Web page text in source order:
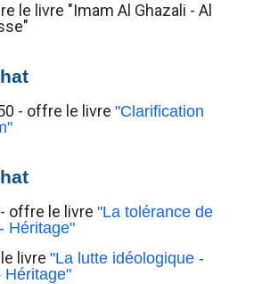
le livre "Imam Al Ghazali - Al
- offre le livre "Clarification
offre le livre "La tolérance de
Héritage"
livre "La lutte idéologique -
Héritage"